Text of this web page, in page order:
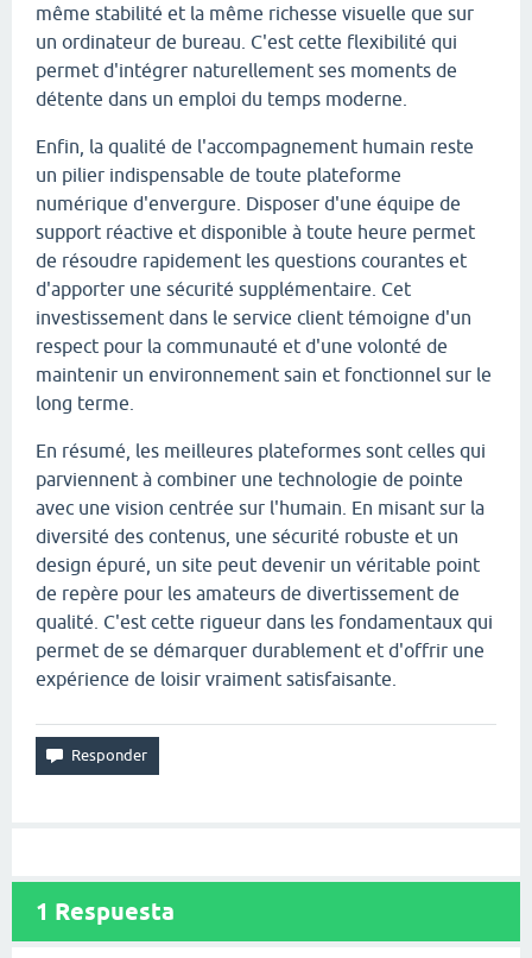
même stabilité et la même richesse visuelle que sur
un ordinateur de bureau. C'est cette flexibilité qui
permet d'intégrer naturellement ses moments de
détente dans un emploi du temps moderne.
Enfin, la qualité de l'accompagnement humain reste
un pilier indispensable de toute plateforme
numérique d'envergure. Disposer d'une équipe de
support réactive et disponible à toute heure permet
de résoudre rapidement les questions courantes et
d'apporter une sécurité supplémentaire. Cet
investissement dans le service client témoigne d'un
respect pour la communauté et d'une volonté de
maintenir un environnement sain et fonctionnel sur le
long terme.
En résumé, les meilleures plateformes sont celles qui
parviennent à combiner une technologie de pointe
avec une vision centrée sur l'humain. En misant sur la
diversité des contenus, une sécurité robuste et un
design épuré, un site peut devenir un véritable point
de repère pour les amateurs de divertissement de
qualité. C'est cette rigueur dans les fondamentaux qui
permet de se démarquer durablement et d'offrir une
expérience de loisir vraiment satisfaisante.
1 Respuesta